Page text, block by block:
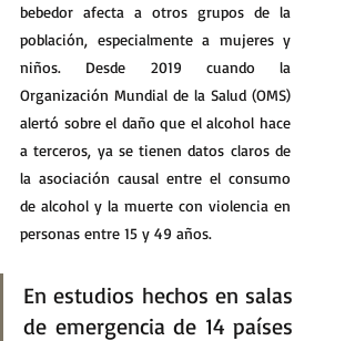
bebedor afecta a otros grupos de la
población, especialmente a mujeres y
niños. Desde 2019 cuando la
Organización Mundial de la Salud (OMS)
alertó sobre el daño que el alcohol hace
a terceros, ya se tienen datos claros de
la asociación causal entre el consumo
de alcohol y la muerte con violencia en
personas entre 15 y 49 años.
En estudios hechos en salas
de emergencia de 14 países